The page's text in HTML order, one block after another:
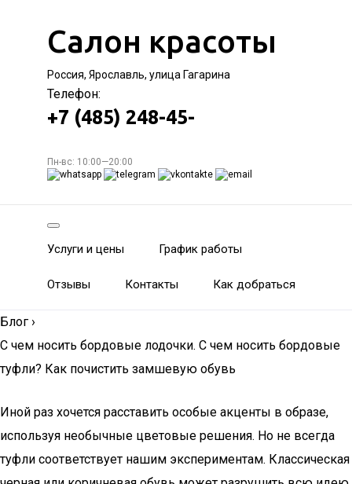
Салон красоты
Россия, Ярославль, улица Гагарина
Телефон:
+7 (485) 248-45-
Пн-вс: 10:00—20:00
Услуги и цены График работы
Отзывы Контакты Как добраться
Блог ›
С чем носить бордовые лодочки. С чем носить бордовые
туфли? Как почистить замшевую обувь
Иной раз хочется расставить особые акценты в образе,
используя необычные цветовые решения. Но не всегда
туфли соответствует нашим экспериментам. Классическая